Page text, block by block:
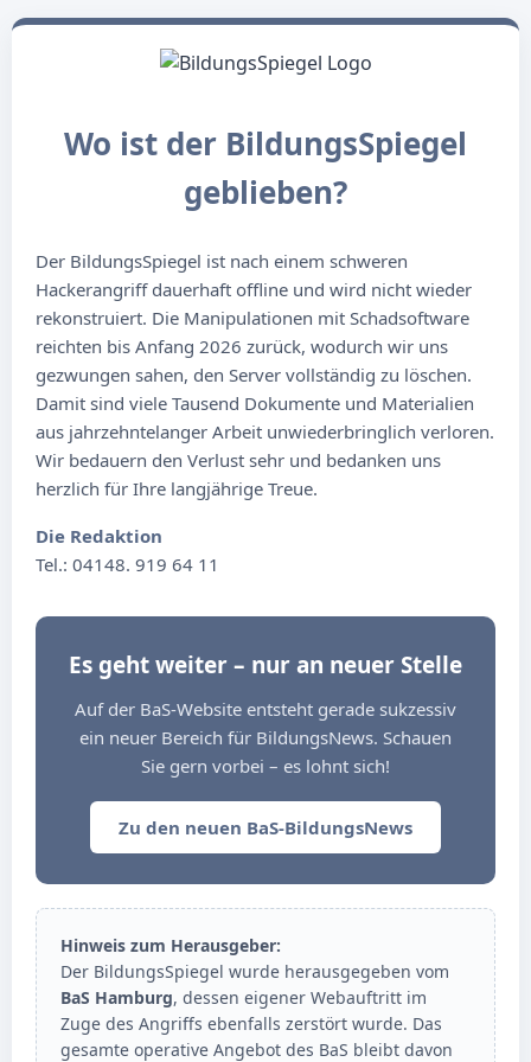
Wo ist der BildungsSpiegel
geblieben?
Der BildungsSpiegel ist nach einem schweren
Hackerangriff dauerhaft offline und wird nicht wieder
rekonstruiert. Die Manipulationen mit Schadsoftware
reichten bis Anfang 2026 zurück, wodurch wir uns
gezwungen sahen, den Server vollständig zu löschen.
Damit sind viele Tausend Dokumente und Materialien
aus jahrzehntelanger Arbeit unwiederbringlich verloren.
Wir bedauern den Verlust sehr und bedanken uns
herzlich für Ihre langjährige Treue.
Die Redaktion
Tel.: 04148. 919 64 11
Es geht weiter – nur an neuer Stelle
Auf der BaS-Website entsteht gerade sukzessiv
ein neuer Bereich für BildungsNews. Schauen
Sie gern vorbei – es lohnt sich!
Zu den neuen BaS-BildungsNews
Hinweis zum Herausgeber:
Der BildungsSpiegel wurde herausgegeben vom
BaS Hamburg, dessen eigener Webauftritt im
Zuge des Angriffs ebenfalls zerstört wurde. Das
gesamte operative Angebot des BaS bleibt davon